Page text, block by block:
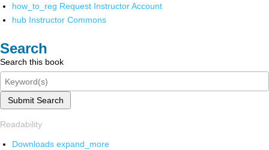
how_to_reg Request Instructor Account
hub Instructor Commons
Search
Search this book
Submit Search
Readability
Downloads expand_more